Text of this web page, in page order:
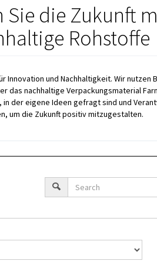
Sie die Zukunft
Rohstoffe
Innovation und Nachhaltigkeit. Wir
das nachhaltige Verpackungsmaterial
der eigene Ideen gefragt sind und
um die Zukunft positiv mitzugestalten.